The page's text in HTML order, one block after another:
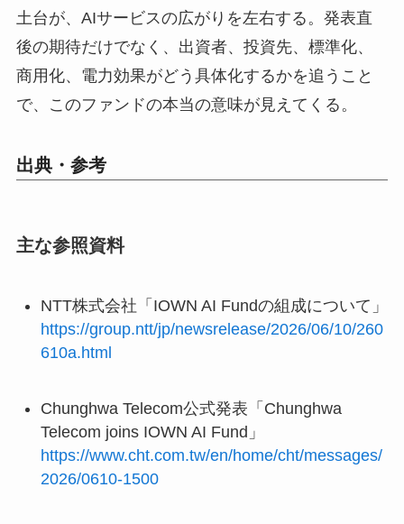
土台が、AIサービスの広がりを左右する。発表直
後の期待だけでなく、出資者、投資先、標準化、
商用化、電力効果がどう具体化するかを追うこと
で、このファンドの本当の意味が見えてくる。
出典・参考
主な参照資料
NTT株式会社「IOWN AI Fundの組成について」
https://group.ntt/jp/newsrelease/2026/06/10/260
610a.html
Chunghwa Telecom公式発表「Chunghwa
Telecom joins IOWN AI Fund」
https://www.cht.com.tw/en/home/cht/messages/
2026/0610-1500